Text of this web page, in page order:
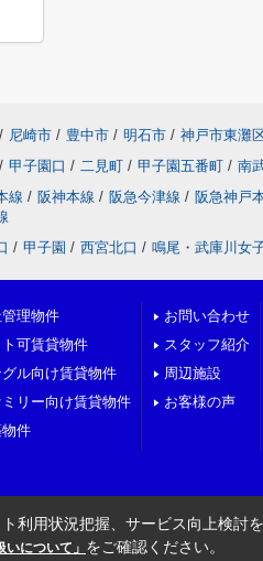
/ 尼崎市 / 豊中市 / 明石市 / 神戸市東灘
/ 甲子園口 / 二見町 / 甲子園五番町 / 南
線 / 阪神本線 / 阪急今津線 / 阪急神戸
/ 甲子園 / 西宮北口 / 鳴尾・武庫川女
管理物件
可賃貸物件
グル向け賃貸物件
ミリー向け賃貸物件
件
お問い合わせ
スタッフ紹介
周辺施設
お客様の声
利用状況把握、サービス向上検討
いについて」 をご確認ください。